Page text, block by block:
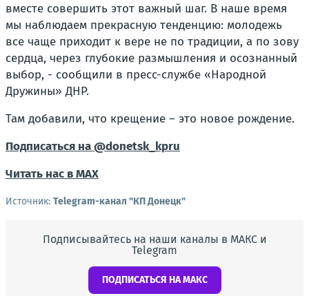
вместе совершить этот важный шаг. В наше время
мы наблюдаем прекрасную тенденцию: молодежь
все чаще приходит к вере не по традиции, а по зову
сердца, через глубокие размышления и осознанный
выбор, - сообщили в пресс-службе «Народной
Дружины» ДНР.
Там добавили, что крещение – это новое рождение.
Подписаться на @donetsk_kpru
Читать нас в МАХ
Источник: Telegram-канал "КП Донецк"
Подписывайтесь на наши каналы в МАКС и
Telegram
ПОДПИСАТЬСЯ НА МАКС